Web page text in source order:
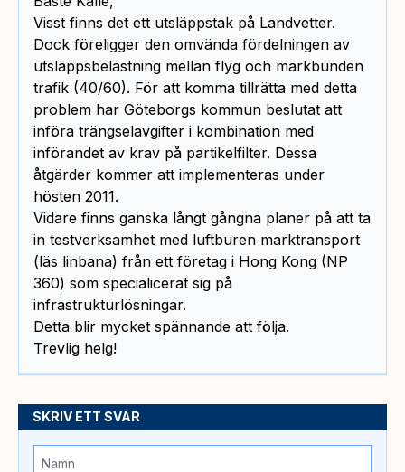
Visst finns det ett utsläppstak på Landvetter.
Dock föreligger den omvända fördelningen av
utsläppsbelastning mellan flyg och markbunden
trafik (40/60). För att komma tillrätta med detta
problem har Göteborgs kommun beslutat att
införa trängselavgifter i kombination med
införandet av krav på partikelfilter. Dessa
åtgärder kommer att implementeras under
hösten 2011.
Vidare finns ganska långt gångna planer på att ta
in testverksamhet med luftburen marktransport
(läs linbana) från ett företag i Hong Kong (NP
360) som specialicerat sig på
infrastrukturlösningar.
Detta blir mycket spännande att följa.
Trevlig helg!
SKRIV ETT SVAR